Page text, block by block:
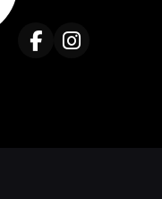
consequatur
dolor autem quo